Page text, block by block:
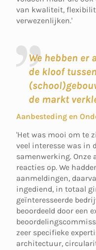
van kwaliteit,
verwezenlijken.'
We hebben er
de kloof
de markt
Aanbesteding en
'Het was mooi om te
veel interesse was in
samenwerking. Onze
reacties op. We
aanmeldingen,
ingediend, in totaal
geïnteresseerde
beoordeeld door een
zeer specifieke
architectuur,